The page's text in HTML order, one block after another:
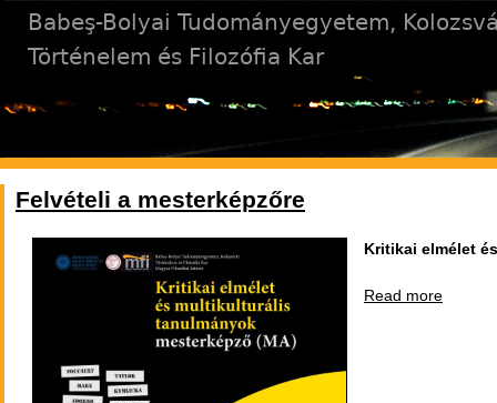
Jump to navigation
Babeş-Bolyai Tudományegyetem,
Történelem és Filozófia Kar
Felvételi a mesterképzőre
Kritikai elmélet
Read more